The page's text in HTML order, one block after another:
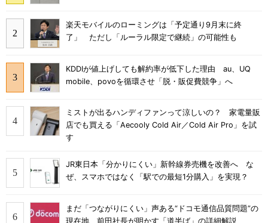
楽天モバイルのローミングは「予定通り9月末に終
了」 ただし「ルーラル限定で継続」の可能性も
KDDIが値上げしても解約率が低下した理由 au、UQ
mobile、povoを循環させ「脱・販促費競争」へ
ミストが出るハンディファンって涼しいの？ 家電量販
店でも買える「Aecooly Cold Air／Cold Air Pro」を試
す
JR東日本「分かりにくい」新幹線券売機を改善へ な
ぜ、スマホではなく「駅での最短1分購入」を実現？
まだ「つながりにくい」声ある“ドコモ通信品質問題”の
現在地 前田社長が明かす「道半ば」の詳細解説